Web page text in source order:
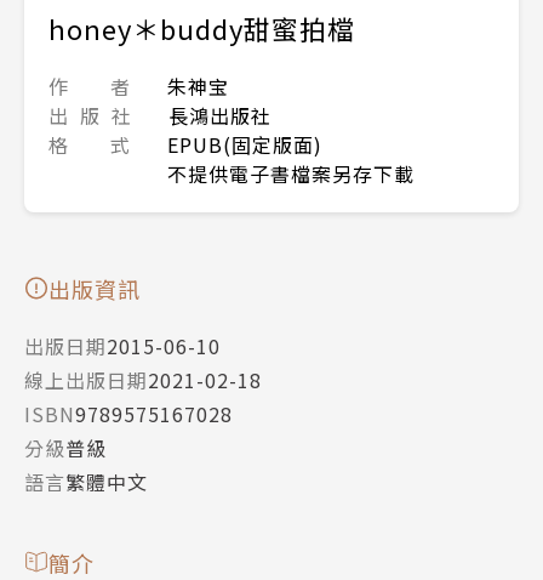
【公告】8/10、8/13 行動網路降速演練提醒
honey＊buddy甜蜜拍檔
作 者
朱神宝
出 版 社
長鴻出版社
格 式
EPUB(固定版面)
不提供電子書檔案另存下載
出版資訊
出版日期2015-06-10
線上出版日期2021-02-18
ISBN9789575167028
分級普級
語言繁體中文
簡介